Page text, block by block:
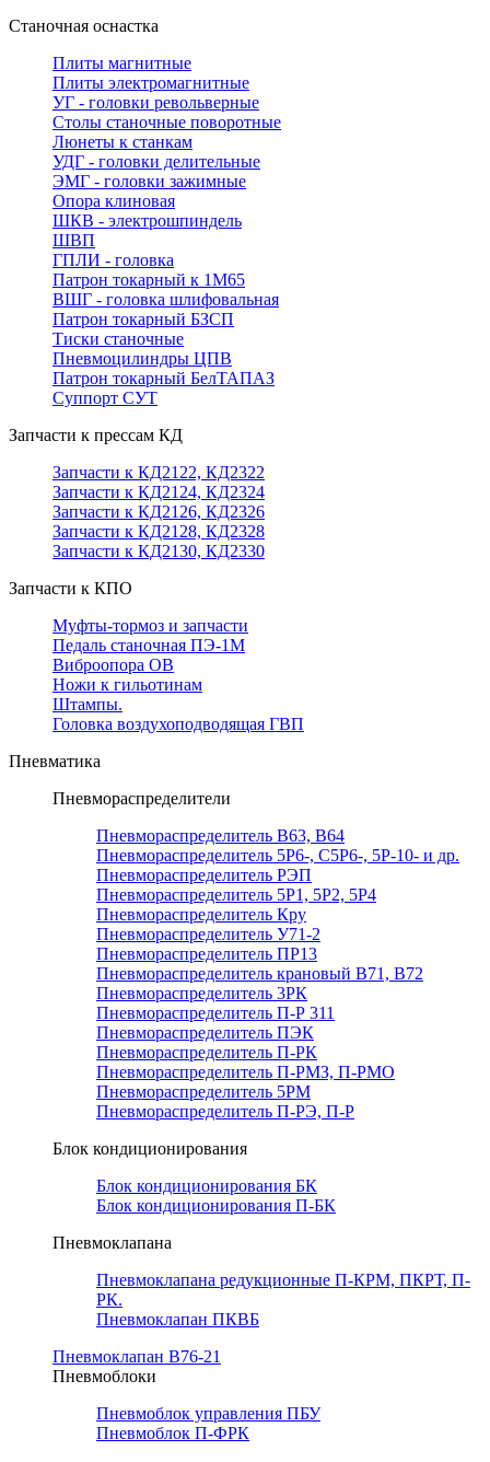
Станочная оснастка
Плиты магнитные
Плиты электромагнитные
УГ - головки револьверные
Столы станочные поворотные
Люнеты к станкам
УДГ - головки делительные
ЭМГ - головки зажимные
Опора клиновая
ШКВ - электрошпиндель
ШВП
ГПЛИ - головка
Патрон токарный к 1М65
ВШГ - головка шлифовальная
Патрон токарный БЗСП
Тиски станочные
Пневмоцилиндры ЦПВ
Патрон токарный БелТАПАЗ
Суппорт СУТ
Запчасти к прессам КД
Запчасти к КД2122, КД2322
Запчасти к КД2124, КД2324
Запчасти к КД2126, КД2326
Запчасти к КД2128, КД2328
Запчасти к КД2130, КД2330
Запчасти к КПО
Муфты-тормоз и запчасти
Педаль станочная ПЭ-1М
Виброопора ОВ
Ножи к гильотинам
Штампы.
Головка воздухоподводящая ГВП
Пневматика
Пневмораспределители
Пневмораспределитель В63, В64
Пневмораспределитель 5Р6-, С5Р6-, 5Р-10- и др.
Пневмораспределитель РЭП
Пневмораспределитель 5Р1, 5Р2, 5Р4
Пневмораспределитель Кру
Пневмораспределитель У71-2
Пневмораспределитель ПР13
Пневмораспределитель крановый В71, В72
Пневмораспределитель 3РК
Пневмораспределитель П-Р 311
Пневмораспределитель ПЭК
Пневмораспределитель П-РК
Пневмораспределитель П-РМЗ, П-РМО
Пневмораспределитель 5РМ
Пневмораспределитель П-РЭ, П-Р
Блок кондиционирования
Блок кондиционирования БК
Блок кондиционирования П-БК
Пневмоклапана
Пневмоклапана редукционные П-КРМ, ПКРТ, П-
РК.
Пневмоклапан ПКВБ
Пневмоклапан В76-21
Пневмоблоки
Пневмоблок управления ПБУ
Пневмоблок П-ФРК